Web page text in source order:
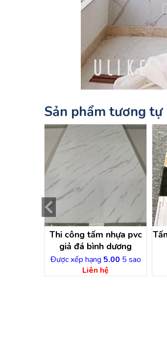
Sản phẩm tương tự
Thi công tấm nhựa pvc
giả đá bình dương
Được xếp hạng 5.00 5 sao
Liên hệ